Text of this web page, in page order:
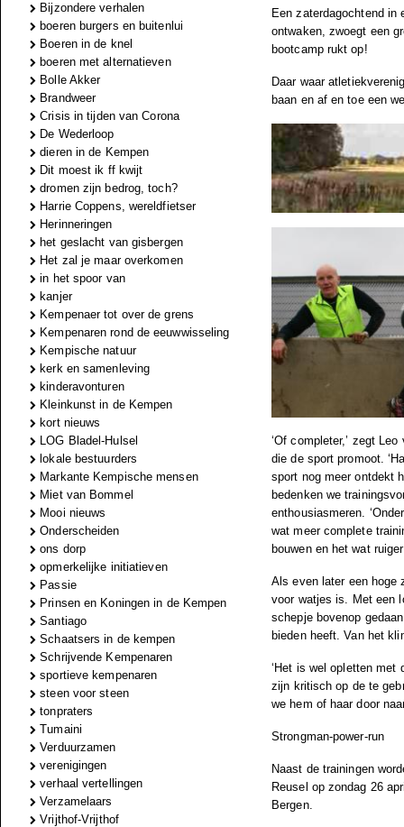
Bijzondere verhalen
boeren burgers en buitenlui
Boeren in de knel
boeren met alternatieven
Bolle Akker
Brandweer
Crisis in tijden van Corona
De Wederloop
dieren in de Kempen
Dit moest ik ff kwijt
dromen zijn bedrog, toch?
Harrie Coppens, wereldfietser
Herinneringen
het geslacht van gisbergen
Het zal je maar overkomen
in het spoor van
kanjer
Kempenaer tot over de grens
Kempenaren rond de eeuwwisseling
Kempische natuur
kerk en samenleving
kinderavonturen
Kleinkunst in de Kempen
kort nieuws
LOG Bladel-Hulsel
lokale bestuurders
Markante Kempische mensen
Miet van Bommel
Mooi nieuws
Onderscheiden
ons dorp
opmerkelijke initiatieven
Passie
Prinsen en Koningen in de Kempen
Santiago
Schaatsers in de kempen
Schrijvende Kempenaren
sportieve kempenaren
steen voor steen
tonpraters
Tumaini
Verduurzamen
verenigingen
verhaal vertellingen
Verzamelaars
Vrijthof-Vrijthof
Een zaterdagochtend in
ontwaken, zwoegt een
bootcamp rukt op!
Daar waar
baan en af en toe een
‘Of completer,’ zegt
die de sport promoot.
sport nog meer ontdekt
bedenken we
enthousiasmeren.
wat meer complete
bouwen en het wat
Als even later een hoge
voor watjes is. Met een
schepje bovenop
bieden heeft. Van het
‘Het is wel opletten met
zijn kritisch op de te
we hem of haar door
Strongman-power-run
Naast de trainingen
Reusel op zondag 26
Bergen.